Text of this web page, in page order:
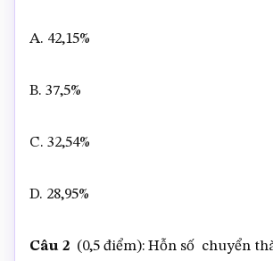
A. 42,15%
B. 37,5%
C. 32,54%
D. 28,95%
Câu 2 (0,5 điểm): Hỗn số chuyển